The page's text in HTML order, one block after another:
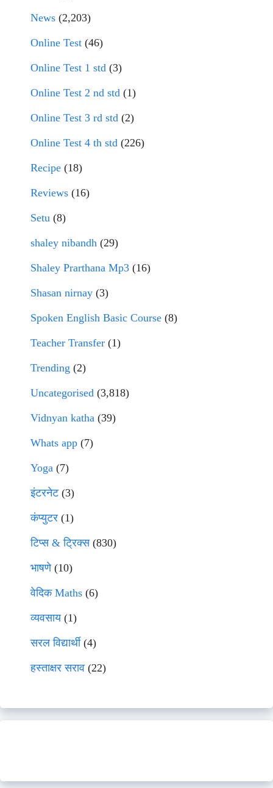
News (2,203)
Online Test (46)
Online Test 1 std (3)
Online Test 2 nd std (1)
Online Test 3 rd std (2)
Online Test 4 th std (226)
Recipe (18)
Reviews (16)
Setu (8)
shaley nibandh (29)
Shaley Prarthana Mp3 (16)
Shasan nirnay (3)
Spoken English Basic Course (8)
Teacher Transfer (1)
Trending (2)
Uncategorised (3,818)
Vidnyan katha (39)
Whats app (7)
Yoga (7)
इंटरनेट(3)
कंप्युटर (1)
टिप्स & ट्रिक्स(830)
भाषणे(10)
वेदिक Maths (6)
व्यवसाय(1)
सरल विद्यार्थी(4)
हस्ताक्षर सराव (22)